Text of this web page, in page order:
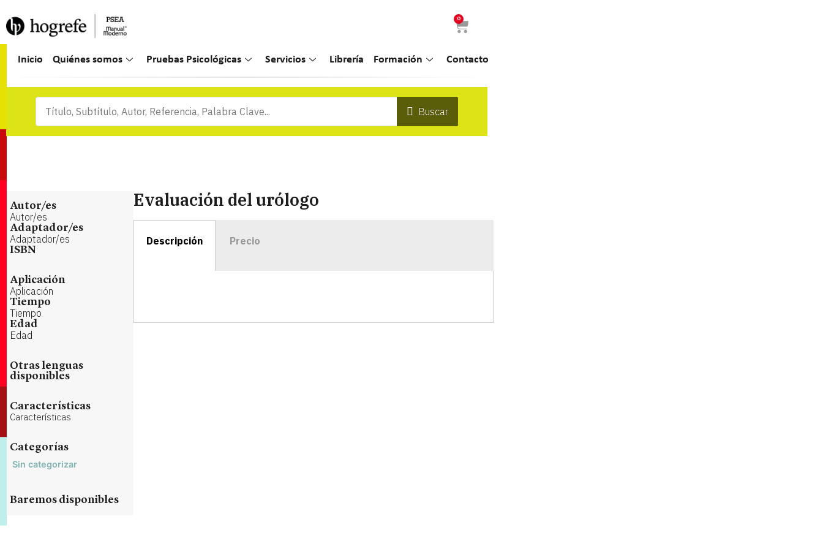
0
Inicio Quiénes somos Pruebas Psicológicas Servicios Librería Formación Contacto
Buscar
Autor/es
Autor/es
Adaptador/es
Adaptador/es
ISBN
Aplicación
Aplicación
Tiempo
Tiempo
Edad
Edad
Otras lenguas
disponibles
Características
Características
Categorías
Sin categorizar
Baremos disponibles
Evaluación del urólogo
Descripción Precio